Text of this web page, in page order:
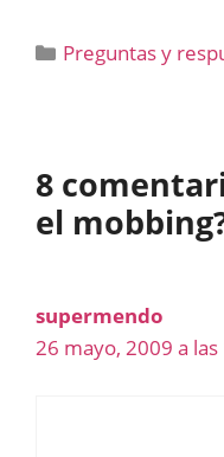
Categorías
Preguntas y
8
el
supermendo
26 mayo, 2009 a